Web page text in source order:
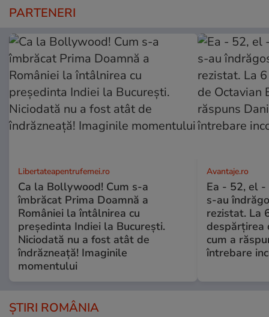
PARTENERI
Libertateapentrufemei.ro
Ca la Bollywood! Cum s-a
îmbrăcat Prima Doamnă a
României la întâlnirea cu
președinta Indiei la București.
Niciodată nu a fost atât de
îndrăzneață! Imaginile
momentului
Avantaje.ro
Ea - 52, el -
s-au
rezistat. La
despărțirea
cum a
întrebare
ȘTIRI ROMÂNIA